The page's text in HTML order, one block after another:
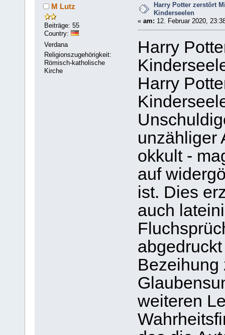
M Lutz
Beiträge: 55
Country:
Verdana
Religionszugehörigkeit:
Römisch-katholische
Kirche
Harry Potter zerstört
Kinderseelen
« am: 12. Februar 2020,
Harry
Harry
unzähliger
okkult -
auf
ist. Dies
auch
Bezeihung
weiteren